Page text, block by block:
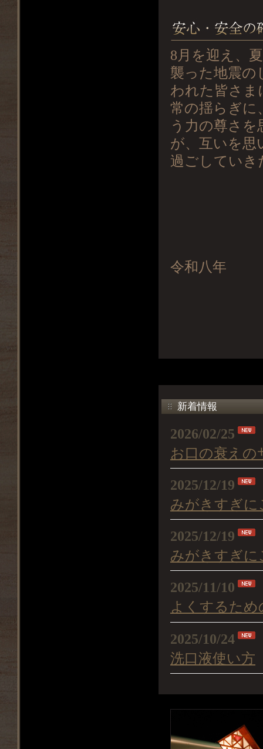
8月を迎え、
襲った地震の
われた皆さま
常の揺らぎに
う力の尊さ
が、互いを思
過ごしていき
令和八
新着情報
2026/02/25
お口の衰えの
2025/12/19
みがきすぎに
2025/12/19
みがきすぎに
2025/11/10
よくするため
2025/10/24
洗口液使い方